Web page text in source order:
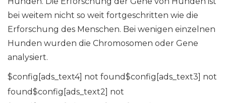
bei weitem nicht so weit fortgeschritten wie die
Erforschung des Menschen. Bei wenigen einzelnen
Hunden wurden die Chromosomen oder Gene
analysiert.
$config[ads_text4] not found$config[ads_text3] not
found$config[ads_text2] not